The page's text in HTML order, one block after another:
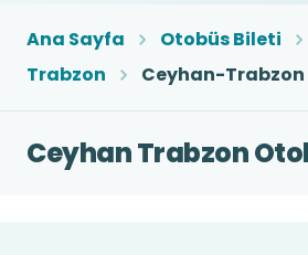
Ana Sayfa Otobüs Bileti
Trabzon
Ceyhan-Trabzon
Ceyhan Trabzon